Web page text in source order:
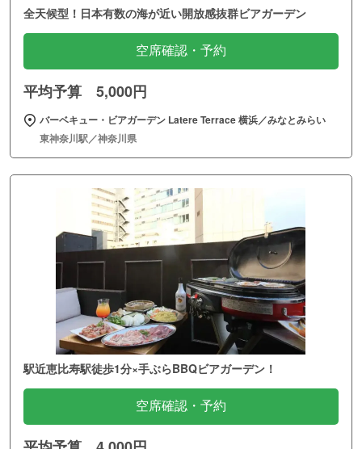
全天候型！日本有数の海が近い開放感抜群ビアガーデン
空席確認・予約
平均予算 5,000円
バーベキュー・ビアガーデン Latere Terrace 横浜／みなとみらい
東神奈川駅／神奈川県
駅近恵比寿駅徒歩1分×手ぶらBBQビアガーデン！
空席確認・予約